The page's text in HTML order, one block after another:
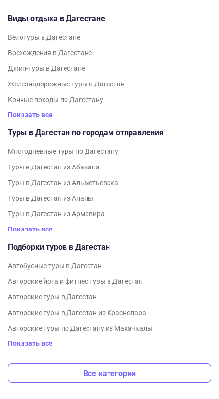
Виды отдыха в Дагестане
Велотуры в Дагестане
Восхождения в Дагестане
Джип-туры в Дагестане
Железнодорожные туры в Дагестан
Конные походы по Дагестану
Показать все
Туры в Дагестан по городам отправления
Многодневные туры по Дагестану
Туры в Дагестан из Абакана
Туры в Дагестан из Альметьевска
Туры в Дагестан из Анапы
Туры в Дагестан из Армавира
Показать все
Подборки туров в Дагестан
Автобусные туры в Дагестан
Авторские йога и фитнес туры в Дагестан
Авторские туры в Дагестан
Авторские туры в Дагестан из Краснодара
Авторские туры по Дагестану из Махачкалы
Показать все
Все категории